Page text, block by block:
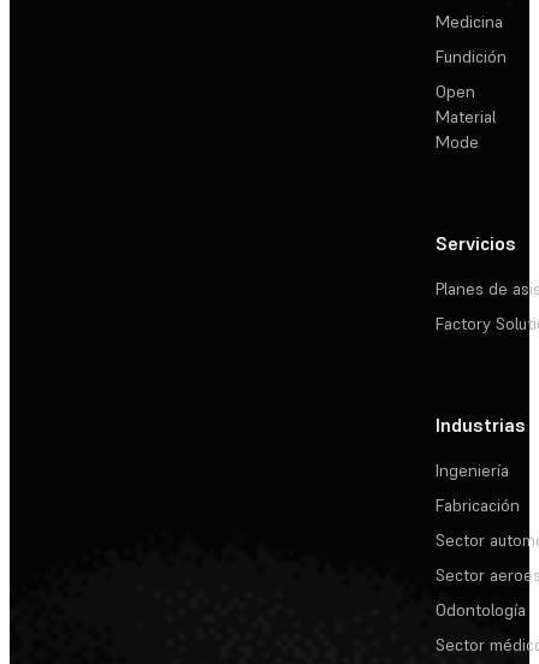
Medicina
Fundición
Open
Material
Mode
Servicios
Planes de
Factory
Industrias
Ingeniería
Fabricación
Sector
Sector
Odontología
Sector